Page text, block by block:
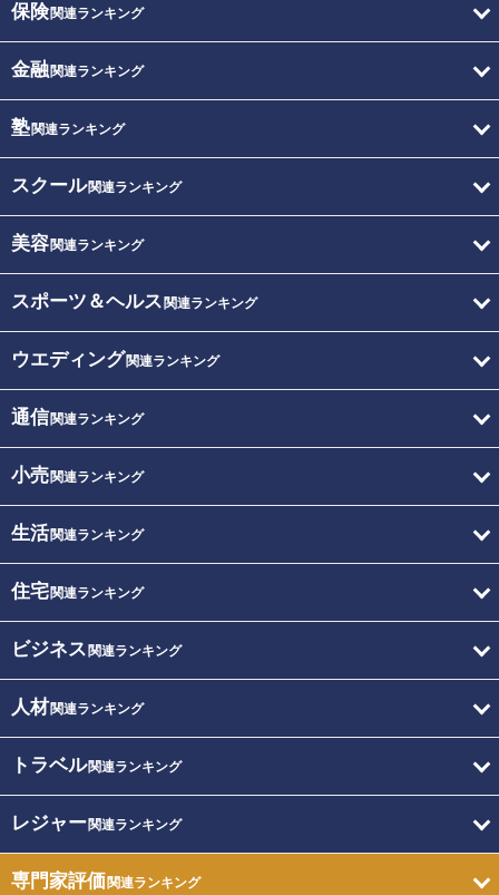
保険関連ランキング
金融関連ランキング
塾関連ランキング
スクール関連ランキング
美容関連ランキング
スポーツ＆ヘルス 関連ランキング
ウエディング関連ランキング
通信関連ランキング
小売関連ランキング
生活関連ランキング
住宅関連ランキング
ビジネス 関連ランキング
人材関連ランキング
トラベル関連ランキング
レジャー関連ランキング
専門家評価関連ランキング